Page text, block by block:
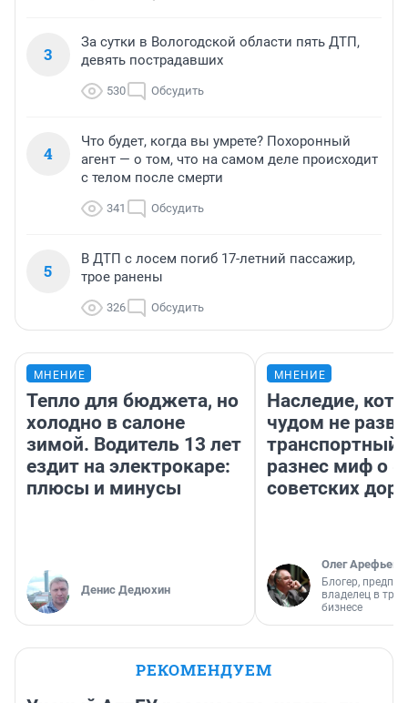
3
За сутки в Вологодской области пять ДТП,
девять пострадавших
530 Обсудить
4
Что будет, когда вы умрете? Похоронный
агент — о том, что на самом деле происходит
с телом после смерти
341 Обсудить
5
В ДТП с лосем погиб 17-летний пассажир,
трое ранены
326 Обсудить
МНЕНИЕ
Тепло для бюджета, но
холодно в салоне
зимой. Водитель 13 лет
ездит на электрокаре:
плюсы и минусы
Денис Дедюхин
МНЕНИЕ
Наследие,
чудом не
транспортный
разнес миф о
советских
Олег Арефьев
Блогер,
владелец в
бизнесе
РЕКОМЕНДУЕМ